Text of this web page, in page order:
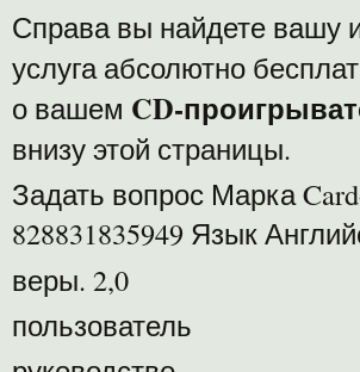
Справа вы найдете вашу
услуга абсолютно
о вашем CD-
внизу этой страницы.
Задать вопрос Марка
828831835949 Язык
веры. 2,0
пользователь